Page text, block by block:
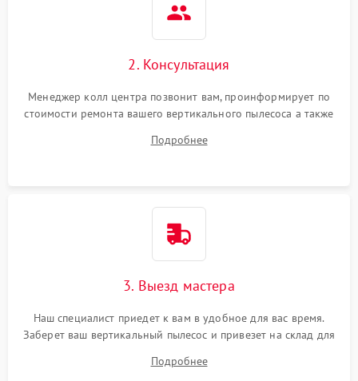
1000 ₽
Повреждение внутренних
Поломка системы защиты
2. Консультация
Менеджер колл центра позвонит вам, проинформирует по
стоимости ремонта вашего вертикального пылесоса а также
Подробнее
3. Выезд мастера
Наш специалист приедет к вам в удобное для вас время.
Заберет ваш вертикальный пылесос и привезет на склад для
Подробнее